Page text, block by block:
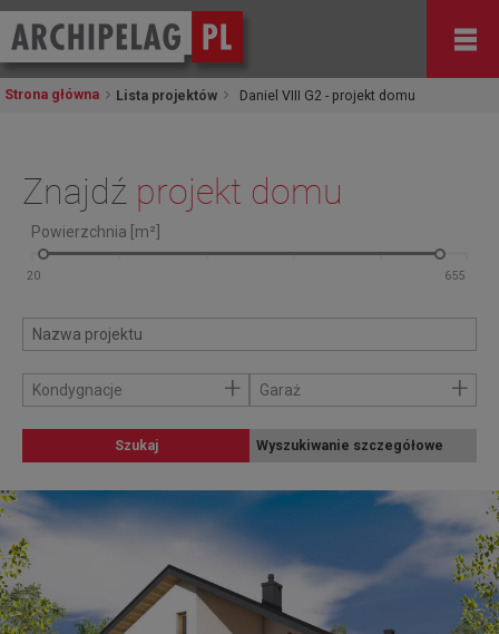
Strona główna Lista projektów Daniel VIII G2 - projekt domu
Znajdź projekt domu
Powierzchnia [m²]
Kondygnacje + Garaż +
Szukaj Wyszukiwanie szczegółowe